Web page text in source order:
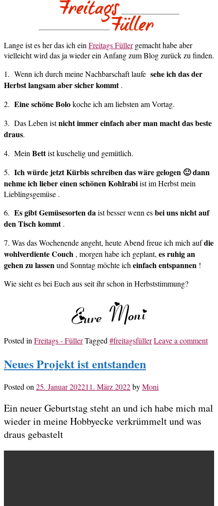
Lange ist es her das ich ein Freitags Füllergemacht habe aber
vielleicht wird das ja wieder ein Anfang zum Blog zurück zu finden.
1. Wenn ich durch meine Nachbarschaft laufe sehe ich das der
Herbst langsam aber sicher kommt.
2. Eine schöne Bolokoche ich am liebsten am Vortag.
3. Das Leben istnicht immer einfach aber man macht das beste
draus.
4. Mein Bettist kuschelig und gemütlich.
5. Ich würde jetzt Kürbis schreiben das wäre gelogen 🙂 dann
nehme ich lieber einen schönen Kohlrabiist im Herbst mein
Lieblingsgemüse .
6. Es gibt Gemüsesorten daist besser wenn esbei uns nicht auf
den Tisch kommt.
7. Was das Wochenende angeht, heute Abend freue ich mich aufdie
wohlverdiente Couch , morgen habe ich geplant, es ruhig an
gehen zu lassenund Sonntag möchte ich einfach entspannen !
Wie sieht es bei Euch aus seit ihr schon in Herbststimmung?
Posted in Freitags - FüllerTagged #freitagsfüllerLeave a comment
Neues Projekt ist entstanden
Posted on25. Januar 202211. März 2022byMoni
Ein neuer Geburtstag steht an und ich habe mich mal
wieder in meine Hobbyecke verkrümmelt und was
draus gebastelt